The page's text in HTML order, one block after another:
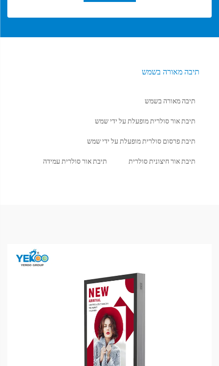
תיבה מאורה בשמש
תיבה מאורה בשמש
תיבת אור סולרית מופעלת על ידי שמש
תיבת פרסום סולרית מופעלת על ידי שמש
תיבת אור חיצונית סולרית תיבת אור סולרית עמידה